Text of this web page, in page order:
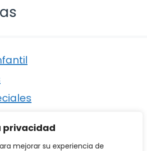
privacidad
mejorar su experiencia de